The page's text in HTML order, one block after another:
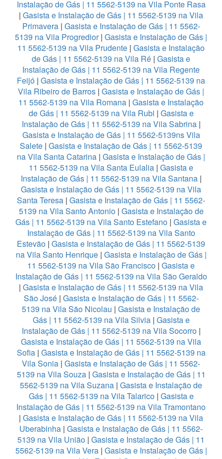
Instalação de Gás | 11 5562-5139 na Vila Ponte Rasa
| Gasista e Instalação de Gás | 11 5562-5139 na Vila
Primavera| Gasista e Instalação de Gás | 11 5562-
5139 na Vila Progredior| Gasista e Instalação de Gás |
11 5562-5139 na Vila Prudente | Gasista e Instalação
de Gás | 11 5562-5139 na Vila Ré | Gasista e
Instalação de Gás | 11 5562-5139 na Vila Regente
Feijó | Gasista e Instalação de Gás | 11 5562-5139 na
Vila Ribeiro de Barros | Gasista e Instalação de Gás |
11 5562-5139 na Vila Romana | Gasista e Instalação
de Gás | 11 5562-5139 na Vila Rubi | Gasista e
Instalação de Gás | 11 5562-5139 na Vila Sabrina|
Gasista e Instalação de Gás | 11 5562-5139ns Vila
Salete | Gasista e Instalação de Gás | 11 5562-5139
na Vila Santa Catarina | Gasista e Instalação de Gás |
11 5562-5139 na Vila Santa Eulalia | Gasista e
Instalação de Gás | 11 5562-5139 na Vila Santana|
Gasista e Instalação de Gás | 11 5562-5139 na Vila
Santa Teresa | Gasista e Instalação de Gás | 11 5562-
5139 na Vila Santo Antonio| Gasista e Instalação de
Gás | 11 5562-5139 na Vila Santo Estefano | Gasista e
Instalação de Gás | 11 5562-5139 na Vila Santo
Estevão | Gasista e Instalação de Gás | 11 5562-5139
na Vila Santo Henrique| Gasista e Instalação de Gás |
11 5562-5139 na Vila São Francisco | Gasista e
Instalação de Gás | 11 5562-5139 na Vila São Geraldo
| Gasista e Instalação de Gás | 11 5562-5139 na Vila
São José| Gasista e Instalação de Gás | 11 5562-
5139 na Vila São Nicolau | Gasista e Instalação de
Gás | 11 5562-5139 na Vila Silvia| Gasista e
Instalação de Gás | 11 5562-5139 na Vila Socorro|
Gasista e Instalação de Gás | 11 5562-5139 na Vila
Sofia| Gasista e Instalação de Gás | 11 5562-5139 na
Vila Sonia | Gasista e Instalação de Gás | 11 5562-
5139 na Vila Souza| Gasista e Instalação de Gás | 11
5562-5139 na Vila Suzana | Gasista e Instalação de
Gás | 11 5562-5139 na Vila Talarico| Gasista e
Instalação de Gás | 11 5562-5139 na Vila Tramontano
| Gasista e Instalação de Gás | 11 5562-5139 na Vila
Uberabinha | Gasista e Instalação de Gás | 11 5562-
5139 na Vila União | Gasista e Instalação de Gás | 11
5562-5139 na Vila Vera| Gasista e Instalação de Gás |